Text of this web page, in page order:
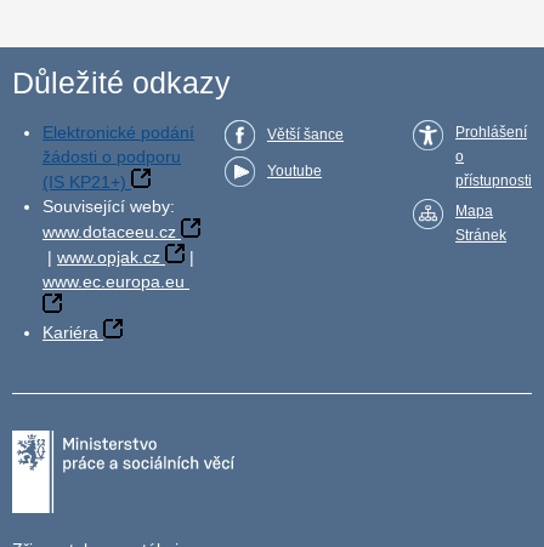
Důležité odkazy
Elektronické podání
žádosti o podporu
(IS KP21+)
Související weby:
www.dotaceeu.cz
| www.opjak.cz
|
www.ec.europa.eu
Kariéra
Větší šance
Youtube
Prohlášení
o
přístupnosti
Mapa
Stránek